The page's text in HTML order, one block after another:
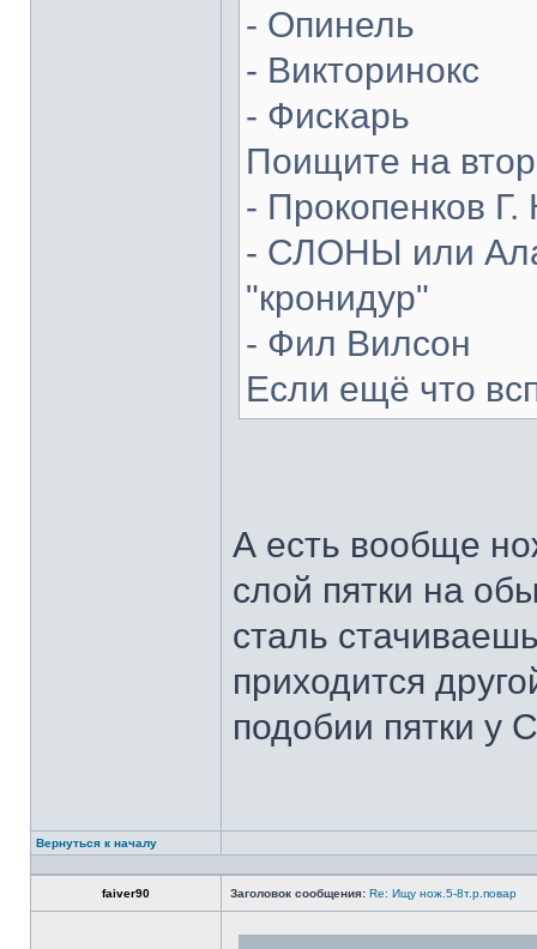
- Опинель
- Викторинокс
- Фискарь
Поищите на
- Прокопенков Г.
- СЛОНЫ или
"кронидур"
- Фил Вилсон
Если ещё что
А есть вообще
слой пятки на
сталь
приходится
подобии пятки у
Вернуться к началу
faiver90 Заголовок сообщения: Re: Ищу нож.5-8т.р.повар